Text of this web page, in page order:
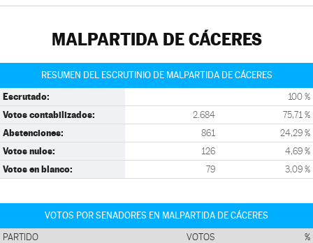
MALPARTIDA DE CÁCERES
RESUMEN DEL ESCRUTINIO DE MALPARTIDA DE CÁCERES
Escrutado: 100 %
Votos contabilizados: 2.684 75,71 %
Abstenciones: 861 24,29 %
Votos nulos: 126 4,69 %
Votos en blanco: 79 3,09 %
VOTOS POR SENADORES EN MALPARTIDA DE CÁCERES
PARTIDO VOTOS %